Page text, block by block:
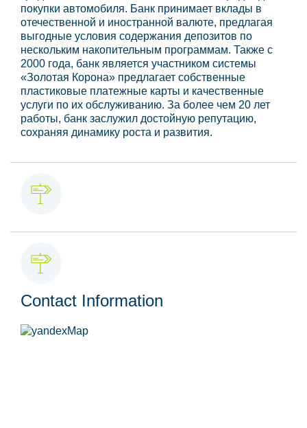
покупки автомобиля. Банк принимает вклады в
отечественной и иностранной валюте, предлагая
выгодные условия содержания депозитов по
нескольким накопительным программам. Также с
2000 года, банк является участником системы
«Золотая Корона» предлагает собственные
пластиковые платежные карты и качественные
услуги по их обслуживанию. За более чем 20 лет
работы, банк заслужил достойную репутацию,
сохраняя динамику роста и развития.
Contact Information